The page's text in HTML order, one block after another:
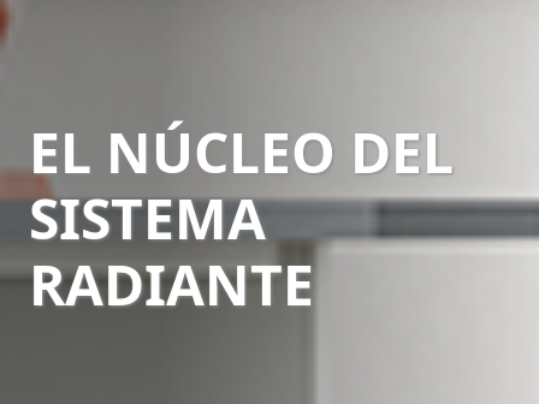
EL NÚCLEO DEL
SISTEMA
RADIANTE